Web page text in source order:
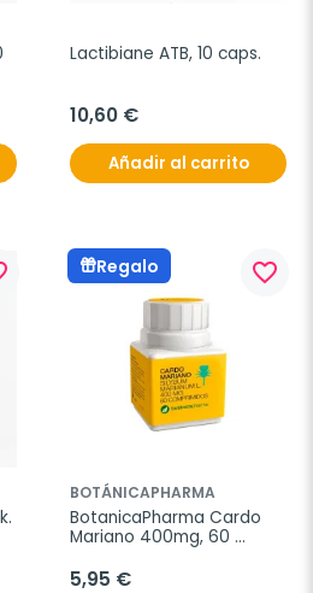
Lactibiane ATB, 10 caps.
10,60 €
Añadir al carrito
Regalo favorite_border
BOTÁNICAPHARMA
BotanicaPharma Cardo
Mariano 400mg, 60
5,95 €